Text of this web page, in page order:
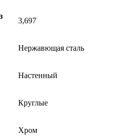
3,697
Нержавющая сталь
Настенный
Круглые
Хром